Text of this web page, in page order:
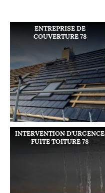
ENTREPRISE DE
COUVERTURE 78
INTERVENTION D'URGENCE
FUITE TOITURE 78